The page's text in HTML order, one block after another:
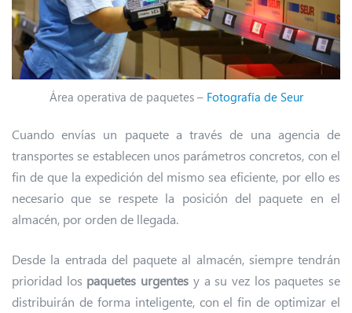
Área operativa de paquetes – Fotografía de Seur
Cuando envías un paquete a través de una agencia de
transportes se establecen unos parámetros concretos, con el
fin de que la expedición del mismo sea eficiente, por ello es
necesario que se respete la posición del paquete en el
almacén, por orden de llegada.
Desde la entrada del paquete al almacén, siempre tendrán
prioridad los paquetes urgentes y a su vez los paquetes se
distribuirán de forma inteligente, con el fin de optimizar el